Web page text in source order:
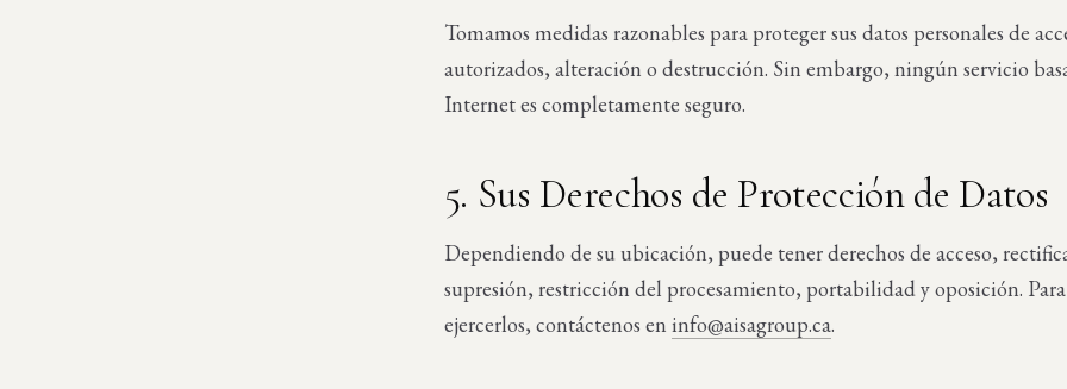
Tomamos medidas razonables para proteger sus datos personales de
autorizados, alteración o destrucción. Sin embargo, ningún servicio
Internet es completamente seguro.
5. Sus Derechos de Protección de Datos
Dependiendo de su ubicación, puede tener derechos de acceso,
supresión, restricción del procesamiento, portabilidad y oposición. Para
ejercerlos, contáctenos en info@aisagroup.ca.